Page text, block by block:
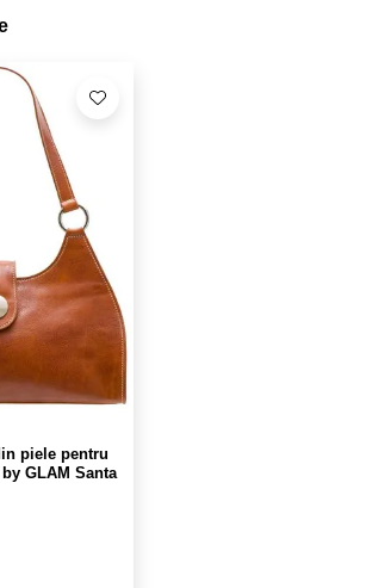
piele pentru
GLAM Santa